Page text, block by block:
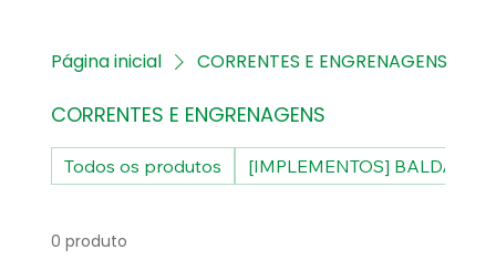
Página inicial CORRENTES E ENGRENAGENS
CORRENTES E ENGRENAGENS
Todos os produtos [IMPLEMENTOS] BALDAN
0 produto